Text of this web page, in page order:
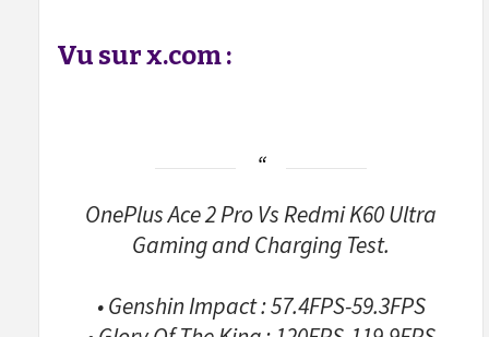
Vu sur x.com :
OnePlus Ace 2 Pro Vs Redmi K60 Ultra
Gaming and Charging Test.
• Genshin Impact : 57.4FPS-59.3FPS